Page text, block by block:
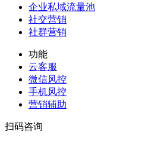
企业私域流量池
社交营销
社群营销
功能
云客服
微信风控
手机风控
营销辅助
扫码咨询